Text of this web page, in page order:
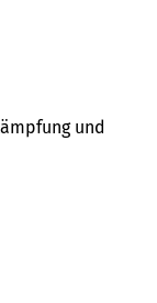
und